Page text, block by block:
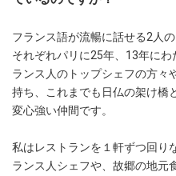
フランス語が流暢に話せる2人
それぞれパリに25年、13年に
ランス人のトップシェフの方々
持ち、これまでも日仏の架け橋
変心強い仲間です。
私はレストランを１軒ずつ回り
ランス人シェフや、故郷の地元